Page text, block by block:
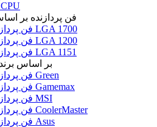
واتر کولر CPU
فن پردازنده بر
فن پردازنده LGA 1700
فن پردازنده LGA 1200
فن پردازنده LGA 1151
فن CPU بر اساس برند
فن پردازنده Green
فن پردازنده Gamemax
فن پردازنده MSI
فن پردازنده CoolerMaster
فن پردازنده Asus